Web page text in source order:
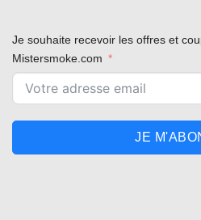
Je souhaite recevoir les offres et
Mistersmoke.com
JE